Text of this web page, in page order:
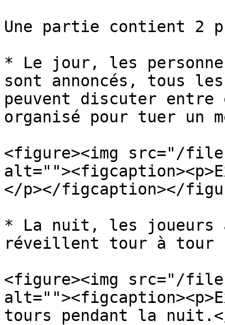
Une partie contient 2
* Le jour, les
sont annoncés, tous
peuvent discuter
organisé pour tuer un
<figure><img src="/files/
</p></figcaption></
* La nuit, les joueurs
réveillent tour à tour
<figure><img src="/files/
tours pendant la